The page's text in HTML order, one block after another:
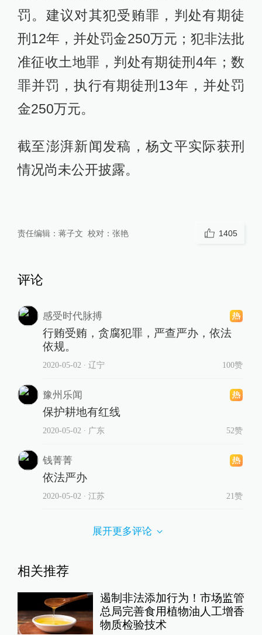
罚。建议对其犯受贿罪，判处有期徒
刑12年，并处罚金250万元；犯非法批
准征收土地罪，判处有期徒刑4年；数
罪并罚，执行有期徒刑13年，并处罚
金250万元。
截至澎湃新闻发稿，杨文平实际获刑
情况尚未公开披露。
责任编辑： 蒋子文 校对： 张艳 1405
评论
感受时代脉搏
行贿受贿，贪腐犯罪，严查严办，依法
依规。
2020-05-02 ∙ 辽宁 100赞
豫州乐闻
保护耕地有红线
2020-05-02 ∙ 广东 52赞
钱菁菁
依法严办
2020-05-02 ∙ 江苏 21赞
展开更多评论
相关推荐
遏制非法添加行为！市场监管
总局完善食用植物油人工增香
物质检验技术